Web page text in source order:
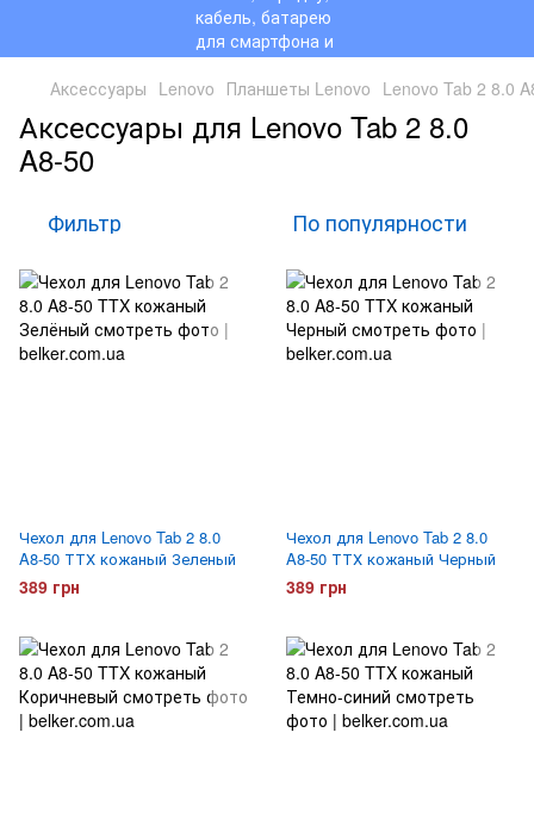
Аксессуары Lenovo Планшеты Lenovo Lenovo Tab 2 8.0
Аксессуары для Lenovo Tab 2 8.0
A8-50
Фильтр По популярности
Чехол для Lenovo Tab 2 8.0
A8-50 ТТХ кожаный Зеленый
389 грн
Чехол для Lenovo Tab 2 8.0
A8-50 ТТХ кожаный Черный
389 грн